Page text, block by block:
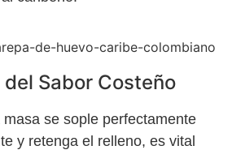
Sabor Costeño
se sople perfectamente
y retenga el relleno, es vital